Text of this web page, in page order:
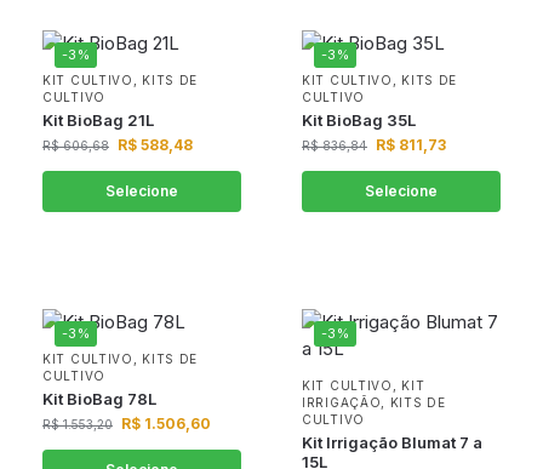
-3%
KIT CULTIVO
KITS DE
CULTIVO
Kit BioBag 21L
R$606,68 R$ 588,48
Selecione
-3%
KIT CULTIVO
KITS DE
CULTIVO
Kit BioBag 35L
R$836,84 R$ 811,73
Selecione
-3%
KIT CULTIVO
KITS DE
CULTIVO
Kit BioBag 78L
R$1.553,20 R$ 1.506,60
-3%
KIT CULTIVO
KIT
IRRIGAÇÃO
KITS DE
CULTIVO
Kit Irrigação Blumat 7 a
15L